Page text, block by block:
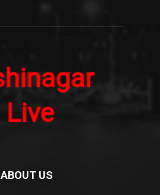
ABOUT US